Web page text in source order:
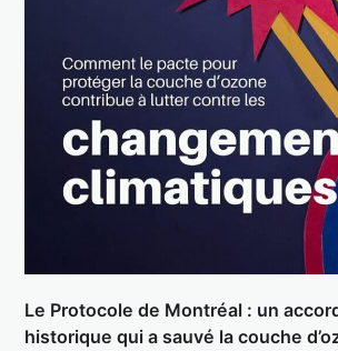
Le Protocole de Montréal : un
historique qui a sauvé la couche